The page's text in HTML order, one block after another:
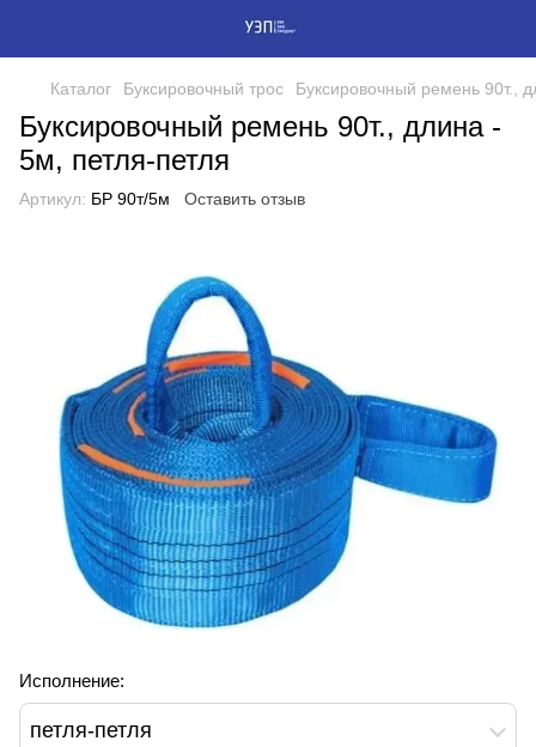
Каталог Буксировочный трос Буксировочный ремень 90т.,
Буксировочный ремень 90т., длина -
5м, петля-петля
Артикул: БР 90т/5м Оставить отзыв
Исполнение:
петля-петля